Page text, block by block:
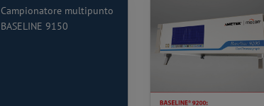
Campionatore multipunto
BASELINE 9150